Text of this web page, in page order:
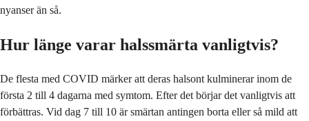
nyanser än så.
Hur länge varar halssmärta vanligtvis?
De flesta med COVID märker att deras halsont kulminerar inom de
första 2 till 4 dagarna med symtom. Efter det börjar det vanligtvis att
förbättras. Vid dag 7 till 10 är smärtan antingen borta eller så mild att